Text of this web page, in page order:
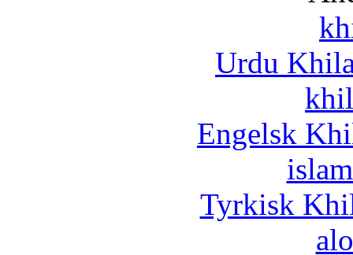
Urdu
Engelsk
Tyrkisk